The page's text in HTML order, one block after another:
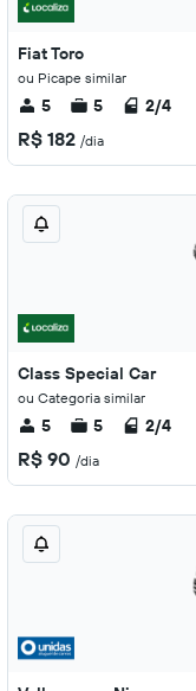
Fiat Toro
ou Picape similar
5 5 2/4
R$ 182 /dia
Class Special Car
ou Categoria similar
5 5 2/4
R$ 90 /dia